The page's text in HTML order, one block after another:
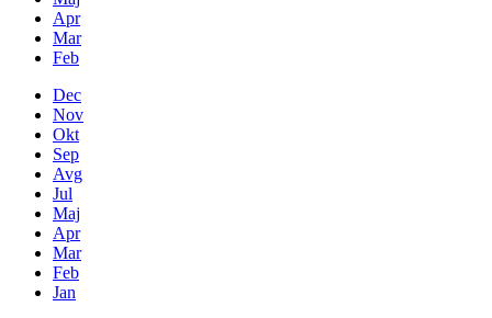
Apr
Mar
Feb
Dec
Nov
Okt
Sep
Avg
Jul
Maj
Apr
Mar
Feb
Jan